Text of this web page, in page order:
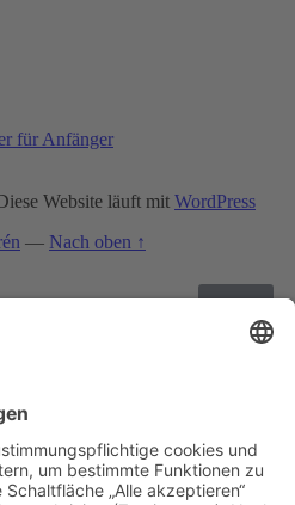
für Anfänger
Website läuft mit WordPress
— Nach oben ↑
Suche nach einer